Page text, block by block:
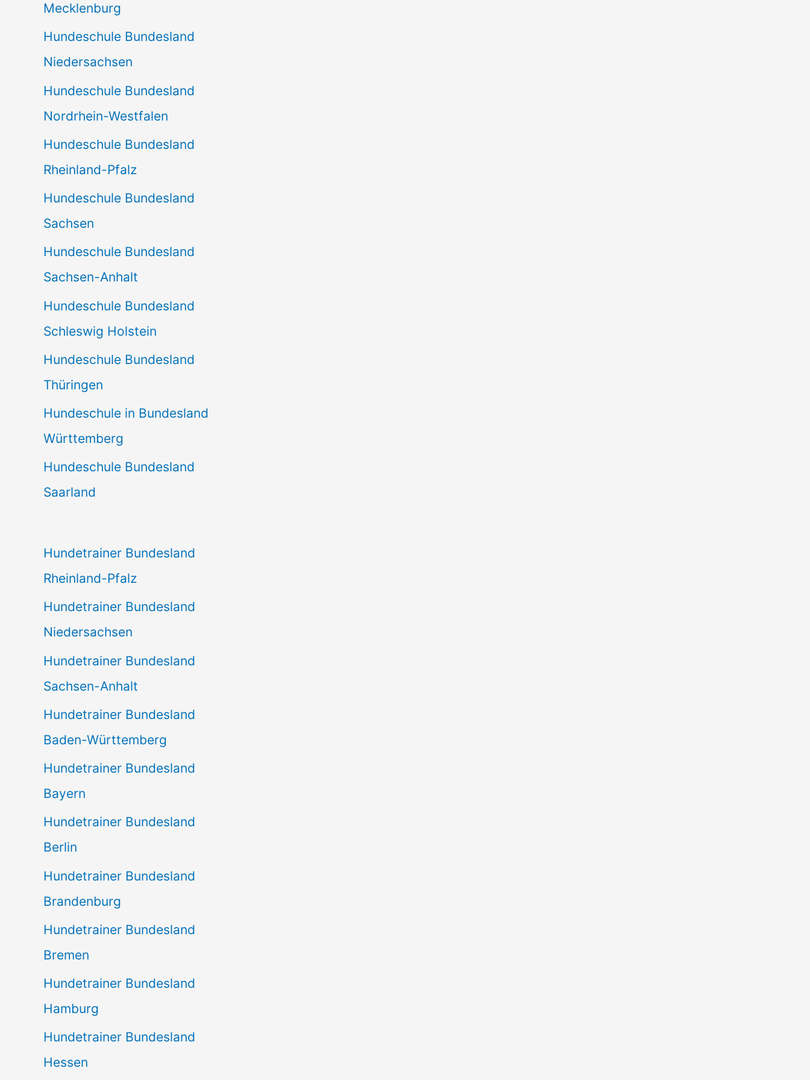
Mecklenburg
Hundeschule Bundesland
Niedersachsen
Hundeschule Bundesland
Nordrhein-Westfalen
Hundeschule Bundesland
Rheinland-Pfalz
Hundeschule Bundesland
Sachsen
Hundeschule Bundesland
Sachsen-Anhalt
Hundeschule Bundesland
Schleswig Holstein
Hundeschule Bundesland
Thüringen
Hundeschule in Bundesland
Württemberg
Hundeschule Bundesland
Saarland
Hundetrainer Bundesland
Rheinland-Pfalz
Hundetrainer Bundesland
Niedersachsen
Hundetrainer Bundesland
Sachsen-Anhalt
Hundetrainer Bundesland
Baden-Württemberg
Hundetrainer Bundesland
Bayern
Hundetrainer Bundesland
Berlin
Hundetrainer Bundesland
Brandenburg
Hundetrainer Bundesland
Bremen
Hundetrainer Bundesland
Hamburg
Hundetrainer Bundesland
Hessen